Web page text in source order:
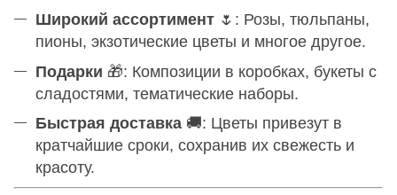
Широкий ассортимент 🌷: Розы, тюльпаны,
пионы, экзотические цветы и многое другое.
Подарки 🎁: Композиции в коробках, букеты с
сладостями, тематические наборы.
Быстрая доставка 🚚: Цветы привезут в
кратчайшие сроки, сохранив их свежесть и
красоту.